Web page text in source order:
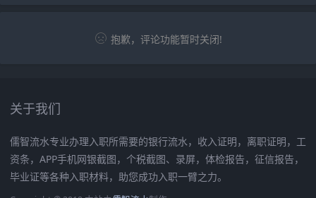
抱歉，评论功能暂时关闭!
关于我们
儒智流水专业办理入职所需要的银行流水，收入证明，离职证明，工
资条，APP手机网银截图，个税截图、录屏，体检报告，征信报告，
毕业证等各种入职材料，助您成功入职一臂之力。